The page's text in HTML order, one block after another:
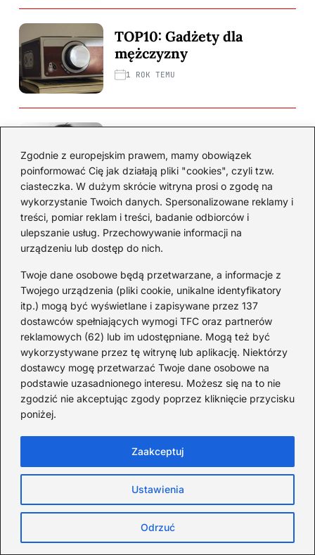
Zgodnie z europejskim prawem, mamy obowiązek
poinformować Cię jak działają pliki "cookies", czyli tzw.
ciasteczka. W dużym skrócie witryna prosi o zgodę na
wykorzystanie Twoich danych. Spersonalizowane reklamy i
treści, pomiar reklam i treści, badanie odbiorców i
ulepszanie usług. Przechowywanie informacji na
urządzeniu lub dostęp do nich.
Twoje dane osobowe będą przetwarzane, a informacje z
Twojego urządzenia (pliki cookie, unikalne identyfikatory
itp.) mogą być wyświetlane i zapisywane przez 137
dostawców spełniających wymogi TFC oraz partnerów
reklamowych (62) lub im udostępniane. Mogą też być
wykorzystywane przez tę witrynę lub aplikację. Niektórzy
dostawcy mogę przetwarzać Twoje dane osobowe na
podstawie uzasadnionego interesu. Możesz się na to nie
zgodzić nie akceptując zgody poprzez kliknięcie przycisku
poniżej.
Ustawienia
Odrzuć
Zaakceptuj
TOP10: Gadżety dla
mężczyzny
1 ROK TEMU
o mężczyznach
1 ROK TEMU
Historie i ludzie